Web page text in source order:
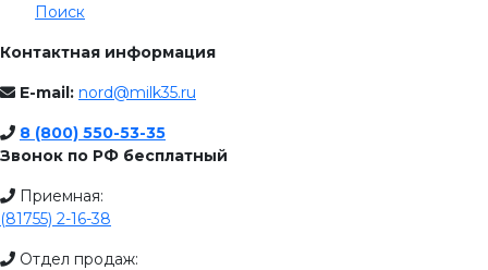
Поиск
Контактная информация
E-mail: nord@milk35.ru
8 (800) 550-53-35
Звонок по РФ бесплатный
Приемная:
(81755) 2-16-38
Отдел продаж: